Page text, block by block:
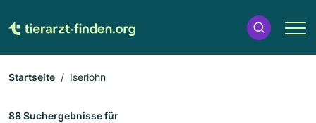
Startseite Iserlohn
88 Suchergebnisse für